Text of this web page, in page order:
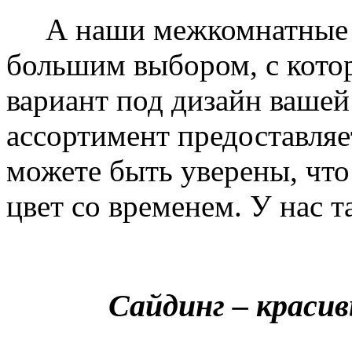
А наши межкомнатные
большим выбором, с
вариант под дизайн
ассортимент
можете быть уверены,
цвет со временем. У нас
Сайдинг –